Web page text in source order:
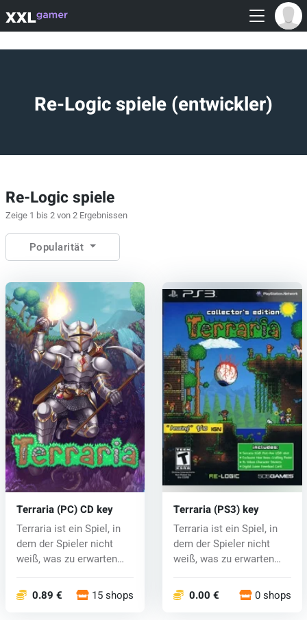
Re-Logic spiele (entwickler)
Re-Logic spiele
Zeige 1 bis 2 von 2 Ergebnissen
Popularität
Terraria (PC) CD key
Terraria ist ein Spiel, in
dem der Spieler nicht
weiß, was zu erwarten
0.89 € 15 shops
Terraria (PS3) key
Terraria ist ein Spiel, in
dem der Spieler nicht
weiß, was zu erwarten
0.00 € 0 shops